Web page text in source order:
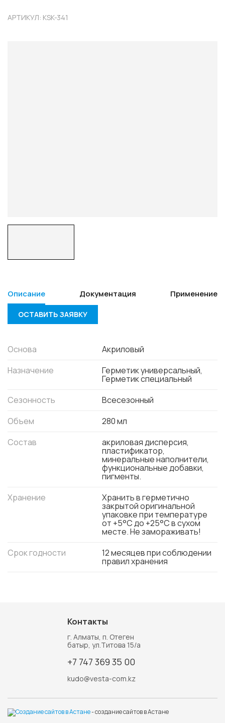
АРТИКУЛ: KSK-341
Описание Документация Применение
ОСТАВИТЬ ЗАЯВКУ
Основа
Акриловый
Назначение
Герметик универсальный,
Герметик специальный
Сезонность
Всесезонный
Объем
280 мл
Состав
акриловая дисперсия,
пластификатор,
минеральные наполнители,
функциональные добавки,
пигменты.
Хранение
Хранить в герметично
закрытой оригинальной
упаковке при температуре
от +5°С до +25°С в сухом
месте. Не замораживать!
Срок годности
12 месяцев при соблюдении
правил хранения
Контакты
г. Алматы, п. Отеген
батыр, ул.Титова 15/а
+7 747 369 35 00
kudo@vesta-com.kz
- создание сайтов в Астане